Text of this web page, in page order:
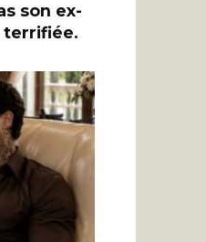
son ex-
terrifiée.